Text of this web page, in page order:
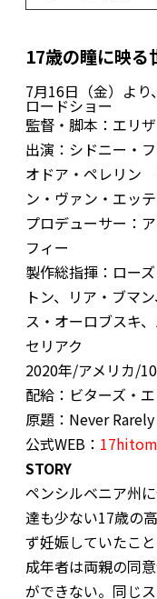
17歳の瞳に映る
7月16日（金）よ
ロードショー
監督・脚本：エリ
出演：シドニー・
オドア・ペレリン
ン・ヴァン・エッ
プロデューサー：
フィー
製作総指揮：ロー
トン、リア・ブマ
ス・オーロブスキ
セリアク
2020年/アメリカ/
配給：ビターズ・
原題：Never
公式WEB：
STORY
ペンシルベニア州
達も少ない17歳の
ず妊娠していたこ
成年者は両親の同
ができない。同じ